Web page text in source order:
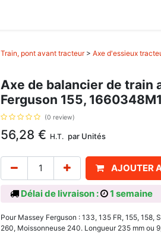
Train, pont avant tracteur> Axe d'essieux
Axe de balancier de train
Ferguson 155, 1660348M1
(0 review)
56,28 € H.T. par Unités
AJOUTER
Délai de livraison : 1 semaine
Pour Massey Ferguson : 133, 135 FR, 155, 158,
260, Moissonneuse 240. Longueur 235 mm ou